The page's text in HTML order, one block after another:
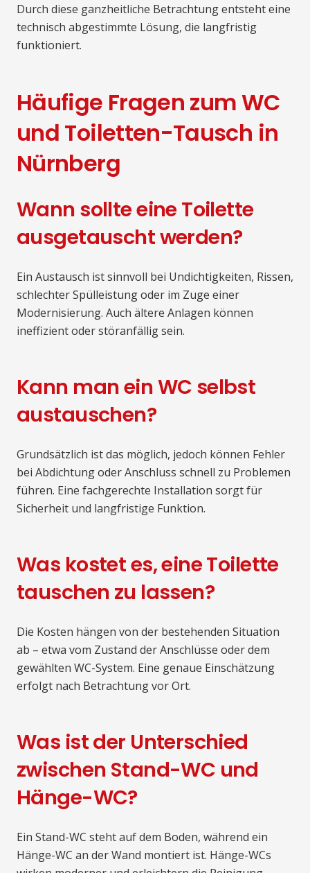
Durch diese ganzheitliche Betrachtung entsteht eine
technisch abgestimmte Lösung, die langfristig
funktioniert.
Häufige Fragen zum WC
und Toiletten-Tausch in
Nürnberg
Wann sollte eine Toilette
ausgetauscht werden?
Ein Austausch ist sinnvoll bei Undichtigkeiten, Rissen,
schlechter Spülleistung oder im Zuge einer
Modernisierung. Auch ältere Anlagen können
ineffizient oder störanfällig sein.
Kann man ein WC selbst
austauschen?
Grundsätzlich ist das möglich, jedoch können Fehler
bei Abdichtung oder Anschluss schnell zu Problemen
führen. Eine fachgerechte Installation sorgt für
Sicherheit und langfristige Funktion.
Was kostet es, eine Toilette
tauschen zu lassen?
Die Kosten hängen von der bestehenden Situation
ab – etwa vom Zustand der Anschlüsse oder dem
gewählten WC-System. Eine genaue Einschätzung
erfolgt nach Betrachtung vor Ort.
Was ist der Unterschied
zwischen Stand-WC und
Hänge-WC?
Ein Stand-WC steht auf dem Boden, während ein
Hänge-WC an der Wand montiert ist. Hänge-WCs